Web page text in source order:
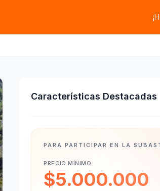
Características Destacadas
PARA PARTICIPAR EN LA
PRECIO MÍNIMO
$5.000.000